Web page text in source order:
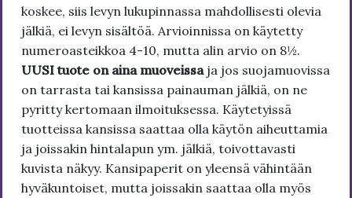
koskee, siis levyn lukupinnassa mahdollisesti olevia
jälkiä, ei levyn sisältöä. Arvioinnissa on käytetty
numeroasteikkoa 4-10, mutta alin arvio on 8½.
UUSI tuote on aina muoveissa ja jos suojamuovissa
on tarrasta tai kansissa painauman jälkiä, on ne
pyritty kertomaan ilmoituksessa. Käytetyissä
tuotteissa kansissa saattaa olla käytön aiheuttamia
ja joissakin hintalapun ym. jälkiä, toivottavasti
kuvista näkyy. Kansipaperit on yleensä vähintään
hyväkuntoiset, mutta joissakin saattaa olla myös